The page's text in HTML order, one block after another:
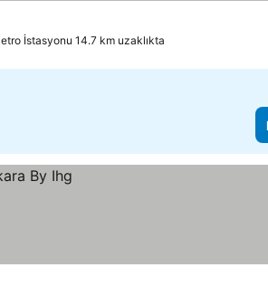
İstasyonu 14.7 km uzaklıkta